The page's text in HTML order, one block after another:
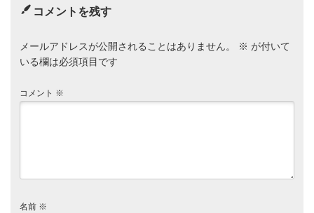
コメントを残す
メールアドレスが公開されることはありません。 ※ が付いて
いる欄は必須項目です
コメント ※
名前 ※